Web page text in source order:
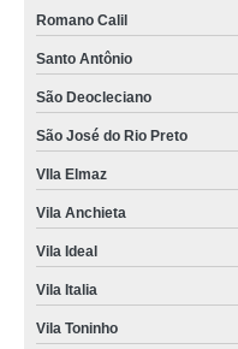
Romano Calil
Santo Antônio
São Deocleciano
São José do Rio Preto
VIla Elmaz
Vila Anchieta
Vila Ideal
Vila Italia
Vila Toninho